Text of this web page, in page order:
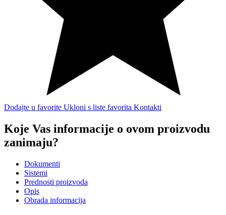
Dodajte u favorite Ukloni s liste favorita Kontakti
Koje Vas informacije o ovom proizvodu
zanimaju?
Dokumenti
Sistemi
Prednosti proizvoda
Opis
Obrada informacija